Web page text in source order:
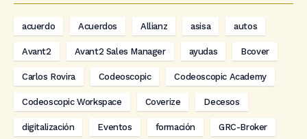
acuerdo Acuerdos Allianz asisa autos
Avant2 Avant2 Sales Manager ayudas Bcover
Carlos Rovira Codeoscopic Codeoscopic Academy
Codeoscopic Workspace Coverize Decesos
digitalización Eventos formación GRC-Broker